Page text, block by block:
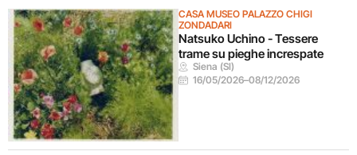
CASA MUSEO PALAZZO CHIGI
ZONDADARI
Natsuko Uchino - Tessere
trame su pieghe increspate
Siena (SI)
16/05/2026–08/12/2026